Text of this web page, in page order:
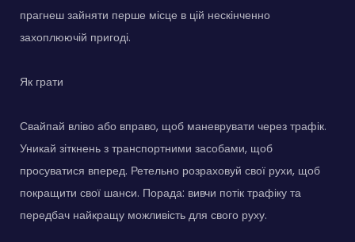
прагнеш зайняти перше місце в цій нескінченно
захоплюючій пригоді.
Як грати
Свайпай вліво або вправо, щоб маневрувати через трафік.
Уникай зіткнень з транспортними засобами, щоб
просуватися вперед. Ретельно розраховуй свої рухи, щоб
покращити свої шанси. Порада: вивчи потік трафіку та
передбач найкращу можливість для свого руху.